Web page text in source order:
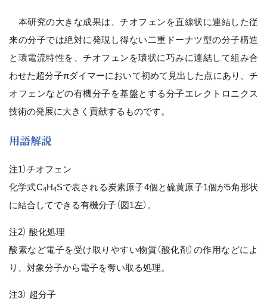
本研究の大きな成果は、チオフェンを直線状に連結した従
来の分子では絶対に発現し得ない二重ドーナツ型の分子構造
と環電流特性を、チオフェンを環状に巧みに連結して組み合
わせた超分子πダイマーにおいて初めて見出した点にあり、チ
オフェンなどの有機分子を基盤とする分子エレクトロニクス
技術の発展に大きく貢献するものです。
用語解説
注1）チオフェン
化学式C4H4Sで表される炭素原子4個と硫黄原子1個が5角形状
に結合してできる有機分子（図1左）。
注2） 酸化処理
酸素など電子を受け取りやすい物質（酸化剤）の作用などによ
り、対象分子から電子を奪い取る処理。
注3） 超分子